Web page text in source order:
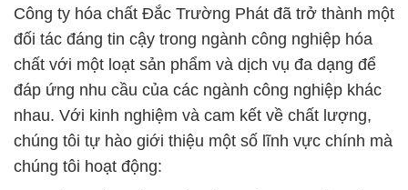
Công ty hóa chất Đắc Trường Phát đã trở thành một
đối tác đáng tin cậy trong ngành công nghiệp hóa
chất với một loạt sản phẩm và dịch vụ đa dạng để
đáp ứng nhu cầu của các ngành công nghiệp khác
nhau. Với kinh nghiệm và cam kết về chất lượng,
chúng tôi tự hào giới thiệu một số lĩnh vực chính mà
chúng tôi hoạt động: